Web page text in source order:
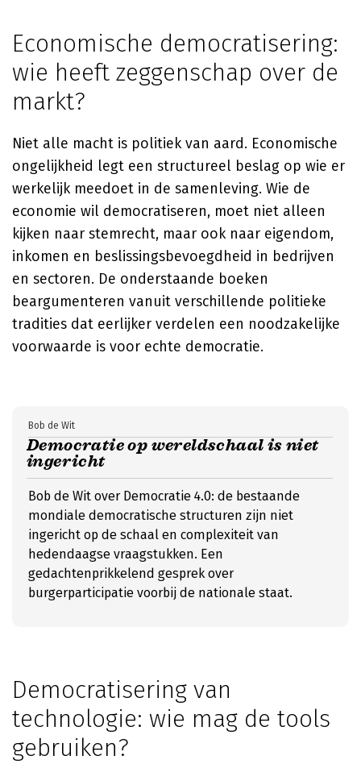
Economische democratisering:
wie heeft zeggenschap over de
markt?
Niet alle macht is politiek van aard. Economische
ongelijkheid legt een structureel beslag op wie er
werkelijk meedoet in de samenleving. Wie de
economie wil democratiseren, moet niet alleen
kijken naar stemrecht, maar ook naar eigendom,
inkomen en beslissingsbevoegdheid in bedrijven
en sectoren. De onderstaande boeken
beargumenteren vanuit verschillende politieke
tradities dat eerlijker verdelen een noodzakelijke
voorwaarde is voor echte democratie.
Democratie op wereldschaal is niet
ingericht
Bob de Wit
Bob de Wit over Democratie 4.0: de bestaande
mondiale democratische structuren zijn niet
ingericht op de schaal en complexiteit van
hedendaagse vraagstukken. Een
gedachtenprikkelend gesprek over
burgerparticipatie voorbij de nationale staat.
Democratisering van
technologie: wie mag de tools
gebruiken?